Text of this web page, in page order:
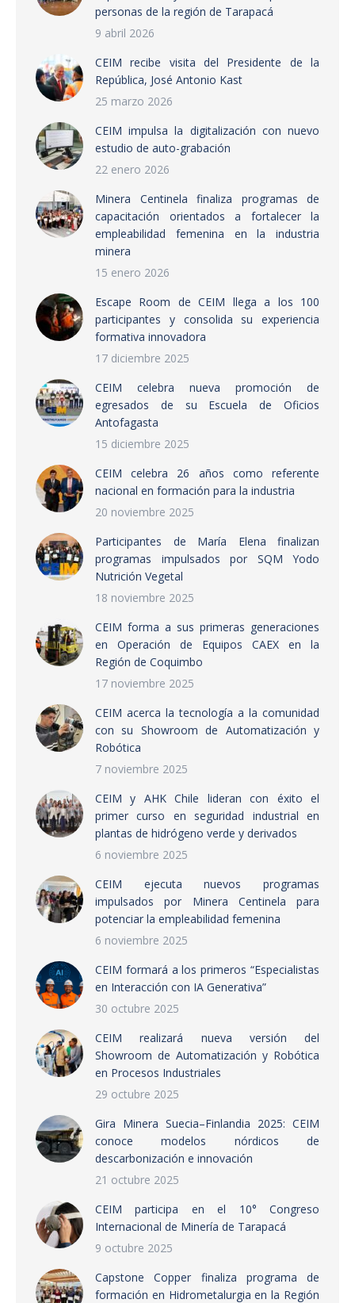
personas de la región de Tarapacá
9 abril 2026
CEIM recibe visita del Presidente de la
República, José Antonio Kast
25 marzo 2026
CEIM impulsa la digitalización con nuevo
estudio de auto-grabación
22 enero 2026
Minera Centinela finaliza programas de
capacitación orientados a fortalecer la
empleabilidad femenina en la industria
minera
15 enero 2026
Escape Room de CEIM llega a los 100
participantes y consolida su experiencia
formativa innovadora
17 diciembre 2025
CEIM celebra nueva promoción de
egresados de su Escuela de Oficios
Antofagasta
15 diciembre 2025
CEIM celebra 26 años como referente
nacional en formación para la industria
20 noviembre 2025
Participantes de María Elena finalizan
programas impulsados por SQM Yodo
Nutrición Vegetal
18 noviembre 2025
CEIM forma a sus primeras generaciones
en Operación de Equipos CAEX en la
Región de Coquimbo
17 noviembre 2025
CEIM acerca la tecnología a la comunidad
con su Showroom de Automatización y
Robótica
7 noviembre 2025
CEIM y AHK Chile lideran con éxito el
primer curso en seguridad industrial en
plantas de hidrógeno verde y derivados
6 noviembre 2025
CEIM ejecuta nuevos programas
impulsados por Minera Centinela para
potenciar la empleabilidad femenina
6 noviembre 2025
CEIM formará a los primeros “Especialistas
en Interacción con IA Generativa”
30 octubre 2025
CEIM realizará nueva versión del
Showroom de Automatización y Robótica
en Procesos Industriales
29 octubre 2025
Gira Minera Suecia–Finlandia 2025: CEIM
conoce modelos nórdicos de
descarbonización e innovación
21 octubre 2025
CEIM participa en el 10° Congreso
Internacional de Minería de Tarapacá
9 octubre 2025
Capstone Copper finaliza programa de
formación en Hidrometalurgia en la Región